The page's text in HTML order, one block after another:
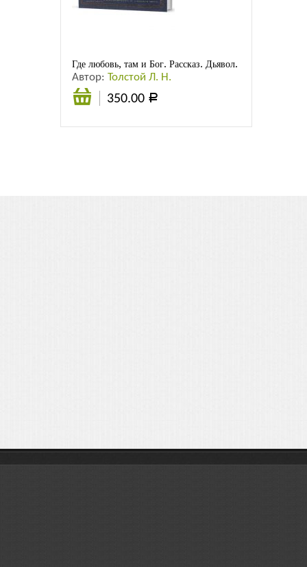
Где любовь, там и Бог. Рассказ. Дьявол. Повесть
Автор:Толстой Л. Н.
350.00 Р